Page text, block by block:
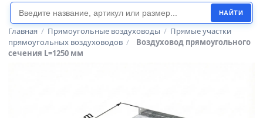
НАЙТИ
Главная / Прямоугольные воздуховоды / Прямые участки
прямоугольных воздуховодов /
Воздуховод прямоугольного
сечения L=1250 мм